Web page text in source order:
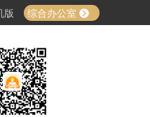
版 综合办公室